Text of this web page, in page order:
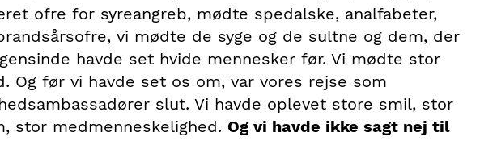
ofre for syreangreb, mødte spedalske, analfabeter,
vi mødte de syge og de sultne og dem, der
havde set hvide mennesker før. Vi mødte stor
Og før vi havde set os om, var vores rejse som
slut. Vi havde oplevet store smil, stor
stor medmenneskelighed. Og vi havde ikke sagt nej til